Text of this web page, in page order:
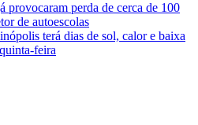
provocaram perda de cerca de 100
de autoescolas
terá dias de sol, calor e baixa
feira